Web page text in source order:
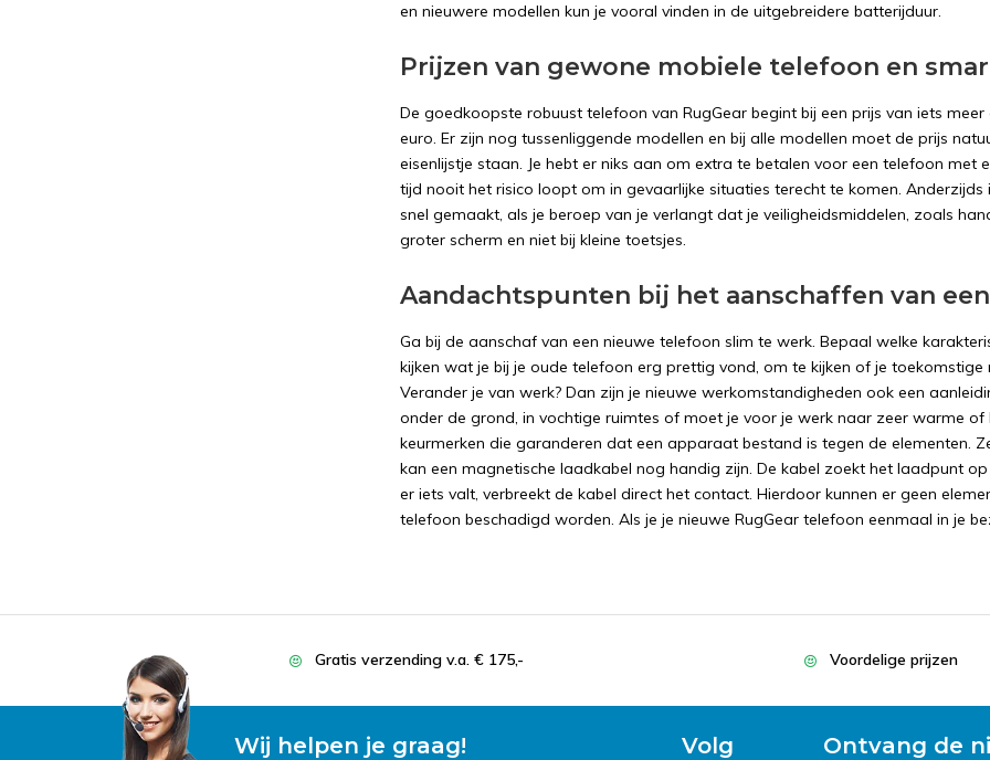
en nieuwere modellen kun je vooral vinden in de uitgebreidere batterijduur.
Prijzen van gewone mobiele telefoon en
De goedkoopste robuust telefoon van RugGear begint bij een prijs van iets
euro. Er zijn nog tussenliggende modellen en bij alle modellen moet de prijs
eisenlijstje staan. Je hebt er niks aan om extra te betalen voor een telefoon
tijd nooit het risico loopt om in gevaarlijke situaties terecht te komen.
snel gemaakt, als je beroep van je verlangt dat je veiligheidsmiddelen, zoals
groter scherm en niet bij kleine toetsjes.
Aandachtspunten bij het aanschaffen van
Ga bij de aanschaf van een nieuwe telefoon slim te werk. Bepaal welke
kijken wat je bij je oude telefoon erg prettig vond, om te kijken of je
Verander je van werk? Dan zijn je nieuwe werkomstandigheden ook een
onder de grond, in vochtige ruimtes of moet je voor je werk naar zeer warme
keurmerken die garanderen dat een apparaat bestand is tegen de elementen.
kan een magnetische laadkabel nog handig zijn. De kabel zoekt het laadpunt
er iets valt, verbreekt de kabel direct het contact. Hierdoor kunnen er geen
telefoon beschadigd worden. Als je je nieuwe RugGear telefoon eenmaal in je
Gratis verzending v.a. € 175,- Voordelige prijzen
Wij helpen je graag!
Volg
Ontvang de